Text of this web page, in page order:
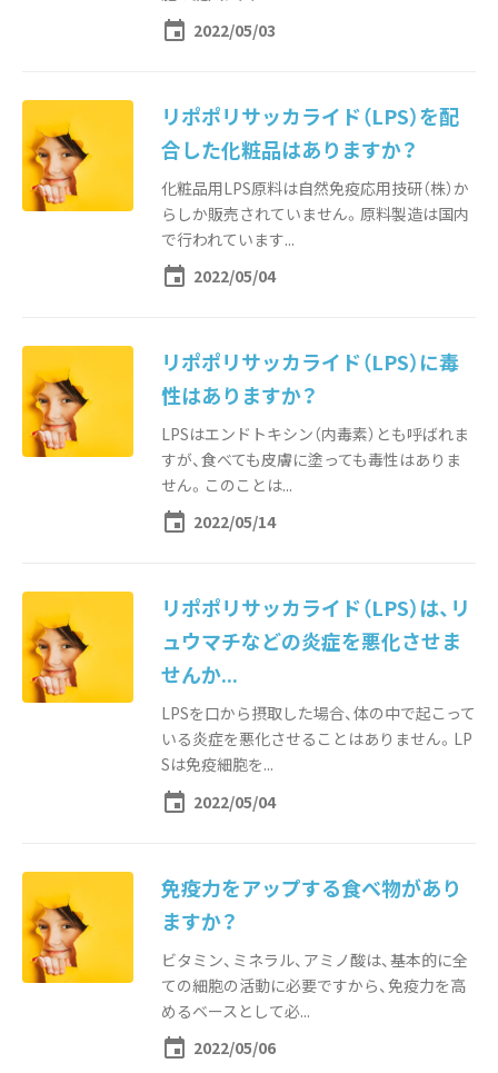
event 2022/05/03
リポポリサッカライド（LPS）を配
合した化粧品はありますか？
化粧品用LPS原料は自然免疫応用技研（株）か
らしか販売されていません。原料製造は国内
で行われています...
event 2022/05/04
リポポリサッカライド（LPS）に毒
性はありますか？
LPSはエンドトキシン（内毒素）とも呼ばれま
すが、食べても皮膚に塗っても毒性はありま
せん。このことは...
event 2022/05/14
リポポリサッカライド（LPS）は、リ
ュウマチなどの炎症を悪化させま
せんか...
LPSを口から摂取した場合、体の中で起こって
いる炎症を悪化させることはありません。LP
Sは免疫細胞を...
event 2022/05/04
免疫力をアップする食べ物があり
ますか？
ビタミン、ミネラル、アミノ酸は、基本的に全
ての細胞の活動に必要ですから、免疫力を高
めるベースとして必...
event 2022/05/06